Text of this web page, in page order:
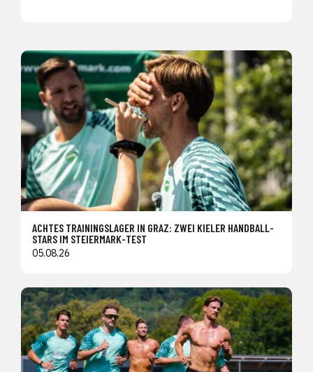
ACHTES TRAININGSLAGER IN GRAZ: ZWEI KIELER HANDBALL-
STARS IM STEIERMARK-TEST
05.08.26